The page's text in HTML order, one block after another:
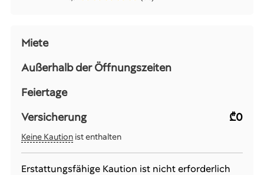
Miete
Außerhalb der Öffnungszeiten
Feiertage
Versicherung
₾0
Keine Kaution ist enthalten
Erstattungsfähige Kaution ist nicht erforderlich